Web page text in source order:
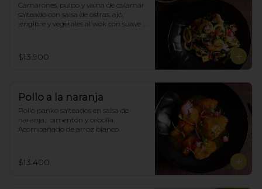
Camarones, pulpo y vaina de calamar
salteado con salsa de ostras, ajó,
jengibre y vegetales al wok con suave
$13.900
Pollo a la naranja
Pollo panko salteados en salsa de
naranja,  pimentón y cebolla.
Acompañado de arroz blanco.
$13.400